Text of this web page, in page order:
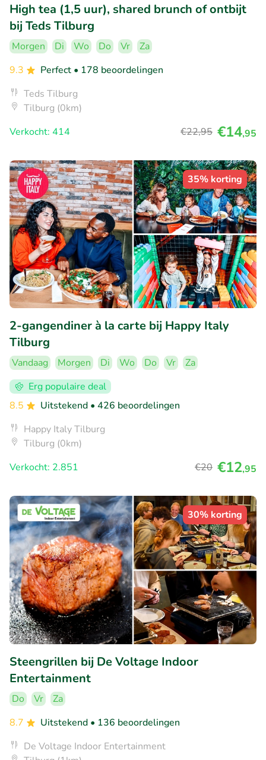
High tea (1,5 uur), shared brunch of ontbijt
bij Teds Tilburg
Morgen Di Wo Do Vr
Za
9.3
Perfect • 178 beoordelingen
Teds Tilburg
Tilburg (0km)
Verkocht: 414
€22,95 €14,95
35% korting
2-gangendiner à la carte bij Happy Italy
Tilburg
Vandaag Morgen Di Wo Do Vr
Za
Erg populaire deal
8.5
Uitstekend • 426 beoordelingen
Happy Italy Tilburg
Tilburg (0km)
Verkocht: 2.851
€20 €12,95
30% korting
Steengrillen bij De Voltage Indoor
Entertainment
Do Vr
Za
8.7
Uitstekend • 136 beoordelingen
De Voltage Indoor Entertainment